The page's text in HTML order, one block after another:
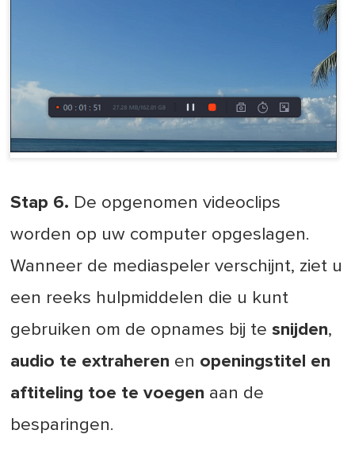
Stap 6. De opgenomen videoclips
worden op uw computer opgeslagen.
Wanneer de mediaspeler verschijnt, ziet u
een reeks hulpmiddelen die u kunt
gebruiken om de opnames bij te snijden,
audio te extraheren en openingstitel en
aftiteling toe te voegen aan de
besparingen.